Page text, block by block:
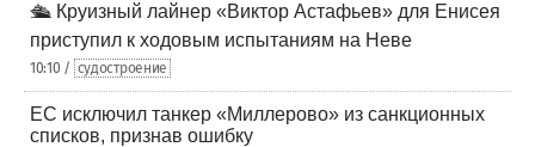
🛳️ Круизный лайнер «Виктор Астафьев» для Енисея
приступил к ходовым испытаниям на Неве
10:10 / судостроение
ЕС исключил танкер «Миллерово» из санкционных
списков, признав ошибку